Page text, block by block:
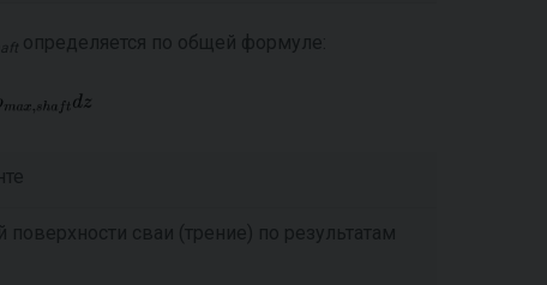
определяется по общей формуле:
сваи (трение) по результатам